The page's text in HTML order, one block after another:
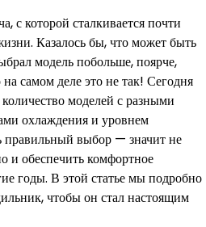
с которой сталкивается почти
Казалось бы, что может быть
модель побольше, поярче,
самом деле это не так! Сегодня
моделей с разными
охлаждения и уровнем
правильный выбор — значит не
и обеспечить комфортное
годы. В этой статье мы подробно
чтобы он стал настоящим